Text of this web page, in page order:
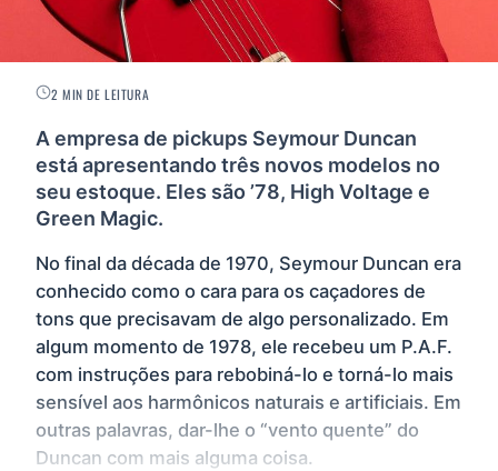
2 MIN DE LEITURA
A empresa de pickups Seymour Duncan
está apresentando três novos modelos no
seu estoque. Eles são ’78, High Voltage e
Green Magic.
No final da década de 1970, Seymour Duncan era
conhecido como o cara para os caçadores de
tons que precisavam de algo personalizado. Em
algum momento de 1978, ele recebeu um P.A.F.
com instruções para rebobiná-lo e torná-lo mais
sensível aos harmônicos naturais e artificiais. Em
outras palavras, dar-lhe o “vento quente” do
Duncan com mais alguma coisa.